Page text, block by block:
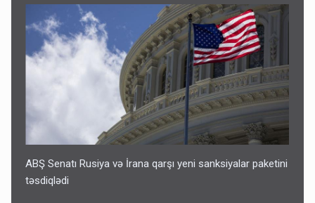
ABŞ Senatı Rusiya və İrana qarşı yeni sanksiyalar paketini
təsdiqlədi